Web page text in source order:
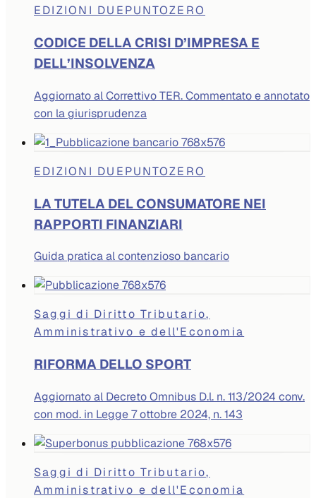
EDIZIONI DUEPUNTOZERO
CODICE DELLA CRISI D’IMPRESA E
DELL’INSOLVENZA
Aggiornato al Correttivo TER. Commentato e annotato
con la giurisprudenza
EDIZIONI DUEPUNTOZERO
LA TUTELA DEL CONSUMATORE NEI
RAPPORTI FINANZIARI
Guida pratica al contenzioso bancario
Saggi di Diritto Tributario,
Amministrativo e dell'Economia
RIFORMA DELLO SPORT
Aggiornato al Decreto Omnibus D.l. n. 113/2024 conv.
con mod. in Legge 7 ottobre 2024, n. 143
Saggi di Diritto Tributario,
Amministrativo e dell'Economia